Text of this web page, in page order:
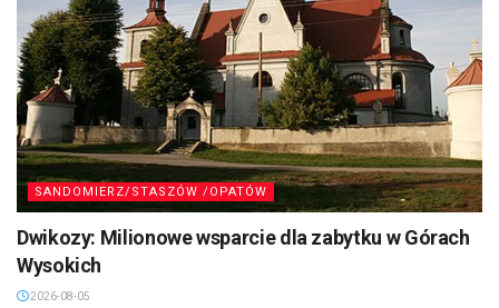
SANDOMIERZ/STASZÓW /OPATÓW
Dwikozy: Milionowe wsparcie dla zabytku w Górach
Wysokich
2026-08-05